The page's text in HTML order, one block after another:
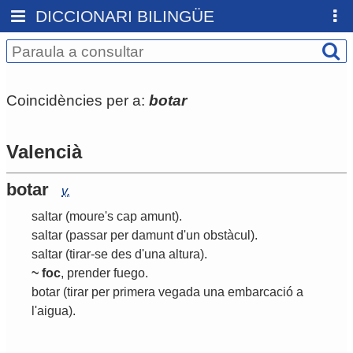
DICCIONARI BILINGÜE
Coincidències per a: botar
Valencià
botar
v.
saltar (moure's cap amunt).
saltar (passar per damunt d'un obstàcul).
saltar (tirar-se des d'una altura).
~ foc, prender fuego.
botar (tirar per primera vegada una embarcació a
l'aigua).